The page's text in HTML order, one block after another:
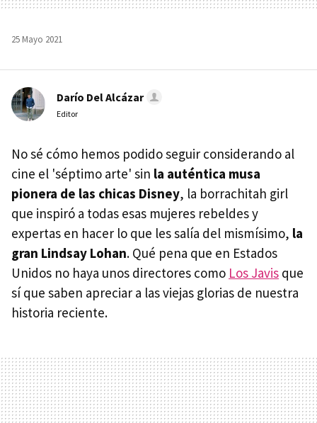
25 Mayo 2021
Darío Del Alcázar
Editor
No sé cómo hemos podido seguir considerando al
cine el 'séptimo arte' sin la auténtica musa
pionera de las chicas Disney, la borrachitah girl
que inspiró a todas esas mujeres rebeldes y
expertas en hacer lo que les salía del mismísimo, la
gran Lindsay Lohan. Qué pena que en Estados
Unidos no haya unos directores como Los Javis que
sí que saben apreciar a las viejas glorias de nuestra
historia reciente.